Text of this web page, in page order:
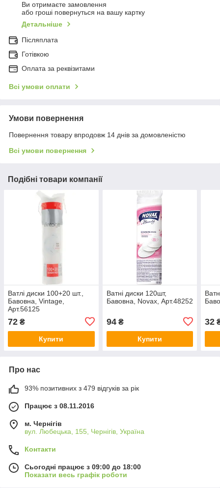
Ви отримаєте замовлення
або гроші повернуться на вашу картку
Детальніше
Післяплата
Готівкою
Оплата за реквізитами
Всі умови оплати
Умови повернення
Повернення товару впродовж 14 днів за домовленістю
Всі умови повернення
Подібні товари компанії
Ватлі диски 100+20 шт.,
Бавовна, Vintage,
Арт.56125
72 ₴
Купити
Ватні диски 120шт,
Бавовна, Novax, Арт.48252
94₴
Купити
32
Про нас
93% позитивних з 479 відгуків за рік
Працює з 08.11.2016
м. Чернігів
вул. Любецька, 155, Чернігів, Україна
Контакти
Сьогодні працює з 09:00 до 18:00
Показати весь графік роботи